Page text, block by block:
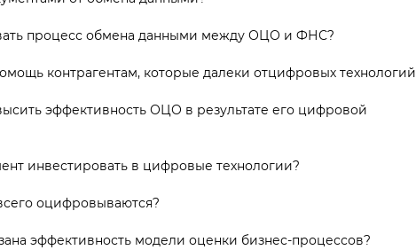
процесс обмена данными между ОЦО и ФНС?
контрагентам, которые далеки отцифровых технологий
эффективность ОЦО в результате его цифровой
инвестировать в цифровые технологии?
оцифровываются?
эффективность модели оценки бизнес-процессов?